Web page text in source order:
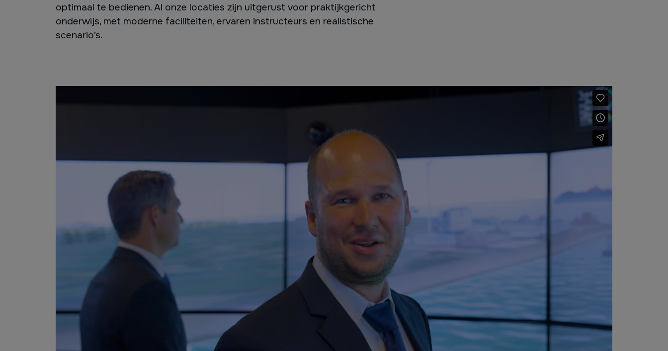
optimaal te bedienen. Al onze locaties zijn uitgerust voor praktijkgericht
onderwijs, met moderne faciliteiten, ervaren instructeurs en realistische
scenario’s.